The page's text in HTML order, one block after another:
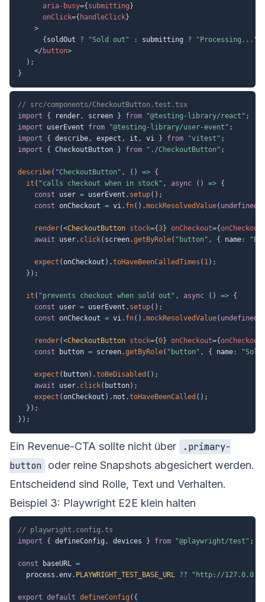
aria-busy={ submitting }
onClick={ handleClick}
>
{ soldOut ? "Sold out" : submitting ? "Processing..."
</ button>
) ;
}
// src/components/CheckoutButton.test.tsx
import
{ render, screen } from "@testing-library/react" ;
import userEvent from "@testing-library/user-event" ;
import
{ describe, expect , it , vi } from "vitest" ;
import
{ CheckoutButton } from "./CheckoutButton" ;
describe( "CheckoutButton" , ( ) => {
it ( "calls checkout when in stock" , async ( ) => {
const user = userEvent . setup( ) ;
const onCheckout = vi. fn( ) .mockResolvedValue( undefined
render(<CheckoutButton stock={3} onCheckout={onCheckout
await user. click( screen.getByRole( "button" , { name :
expect (onCheckout ) .toHaveBeenCalledTimes ( 1) ;
} ) ;
it ( "prevents checkout when sold out" , async ( ) => {
const user = userEvent . setup( ) ;
const onCheckout = vi. fn( ) .mockResolvedValue( undefined
render(<CheckoutButton stock={0} onCheckout={onCheckout
const button = screen.getByRole( "button" , { name :
expect ( button) .toBeDisabled ( ) ;
await user. click( button) ;
expect (onCheckout ) . not .toHaveBeenCalled ( ) ;
} ) ;
} ) ;
Ein Revenue-CTA sollte nicht über
.primary-
button
oder reine Snapshots abgesichert werden.
Entscheidend sind Rolle, Text und Verhalten.
Beispiel 3: Playwright E2E klein halten
// playwright.config.ts
import
{ defineConfig , devices } from "@playwright/test" ;
const baseURL =
  process
.env. PLAYWRIGHT_TEST_BASE_URL ?? "http://
export default defineConfig ( {